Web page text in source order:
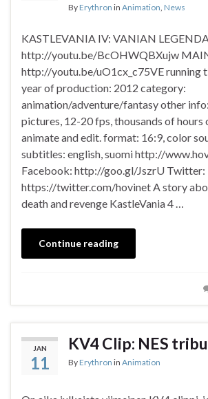
ByErythron in Animation, News
KASTLEVANIA IV: VANIAN
http://youtu.be/BcOHWQBXujw
http://youtu.be/uO1cx_c75VE running
year of production: 2012 category:
animation/adventure/fantasy other
pictures, 12-20 fps, thousands of
animate and edit. format: 16:9, color
subtitles: english, suomi http://
Facebook: http://goo.gl/JszrU Twitter:
https://twitter.com/hovinet A story
death and revenge KastleVania 4 …
Continue reading
JAN
11
KV4 Clip: NES
ByErythron in Animation